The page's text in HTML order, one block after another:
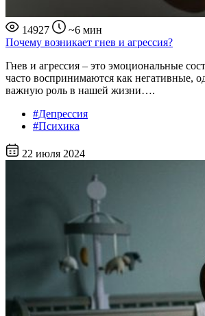
14927
~6 мин
Почему возникает гнев и агрессия?
Гнев и агрессия – это эмоциональные
часто воспринимаются как негативные,
важную роль в нашей жизни….
#Депрессия
#Психика
22 июля 2024